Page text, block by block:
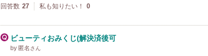
回答数 27 私も知りたい！ 0
ビューティおみくじ(解決済後可
by 匿名 さん